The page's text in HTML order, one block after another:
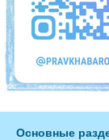
Основные